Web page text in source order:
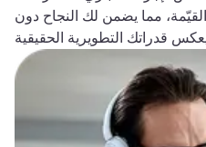
مما يضمن لك النجاح دون